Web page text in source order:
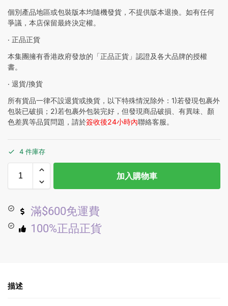
個別產品地區或包裝版本均隨機發貨，不提供版本退換。如有任何
爭議，本店保留最終決定權。
‧ 正品正貨
本集團擁有香港政府發放的「正品正貨」認證及各大品牌的授權
書。
‧ 退貨/換貨
所有貨品一律不設退貨或換貨，以下特殊情況除外：1)若發現包裹外
包裝已破損；2)若包裹外包裝完好，但發現商品破損、有異味、顏
色差異等品質問題，請於簽收後24小時內聯絡客服。
4 件庫存
加入購物車
滿$600免運費
100%正品正貨
描述